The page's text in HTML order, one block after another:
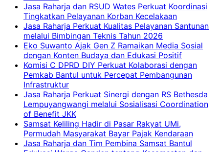
Jasa Raharja dan RSUD Wates Perkuat Koordinasi
Tingkatkan Pelayanan Korban Kecelakaan
Jasa Raharja Perkuat Kualitas Pelayanan Santunan
melalui Bimbingan Teknis Tahun 2026
Eko Suwanto Ajak Gen Z Ramaikan Media Sosial
dengan Konten Budaya dan Edukasi Positif
Komisi C DPRD DIY Perkuat Kolaborasi dengan
Pemkab Bantul untuk Percepat Pembangunan
Infrastruktur
Jasa Raharja Perkuat Sinergi dengan RS Bethesda
Lempuyangwangi melalui Sosialisasi Coordination
of Benefit JKK
Samsat Keliling Hadir di Pasar Rakyat UMi,
Permudah Masyarakat Bayar Pajak Kendaraan
Jasa Raharja dan Tim Pembina Samsat Bantul